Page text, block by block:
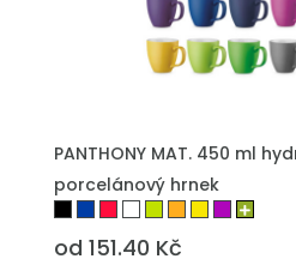
PANTHONY MAT. 450 ml
porcelánový hrnek
od 151.40 Kč